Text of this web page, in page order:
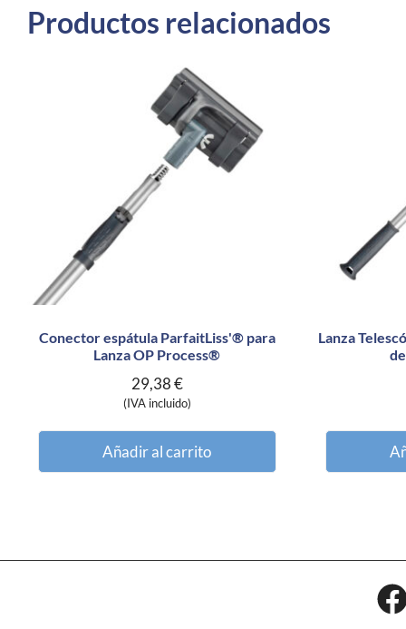
Productos relacionados
Conector espátula ParfaitLiss'® para
Lanza OP Process®
29,38€
(IVA incluido)
Añadir al carrito
Lanza